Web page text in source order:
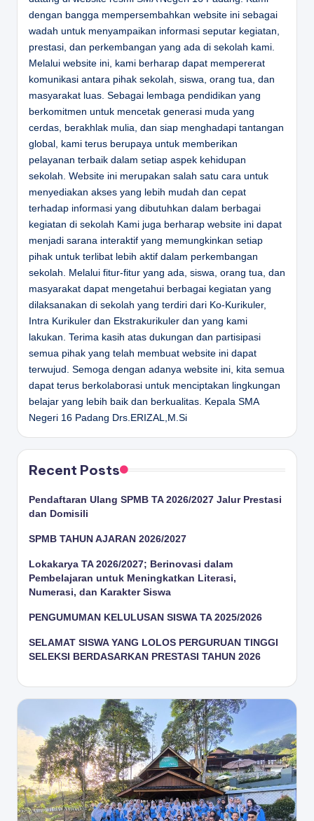
dengan bangga mempersembahkan website ini sebagai
wadah untuk menyampaikan informasi seputar kegiatan,
prestasi, dan perkembangan yang ada di sekolah kami.
Melalui website ini, kami berharap dapat mempererat
komunikasi antara pihak sekolah, siswa, orang tua, dan
masyarakat luas. Sebagai lembaga pendidikan yang
berkomitmen untuk mencetak generasi muda yang
cerdas, berakhlak mulia, dan siap menghadapi tantangan
global, kami terus berupaya untuk memberikan
pelayanan terbaik dalam setiap aspek kehidupan
sekolah. Website ini merupakan salah satu cara untuk
menyediakan akses yang lebih mudah dan cepat
terhadap informasi yang dibutuhkan dalam berbagai
kegiatan di sekolah Kami juga berharap website ini dapat
menjadi sarana interaktif yang memungkinkan setiap
pihak untuk terlibat lebih aktif dalam perkembangan
sekolah. Melalui fitur-fitur yang ada, siswa, orang tua, dan
masyarakat dapat mengetahui berbagai kegiatan yang
dilaksanakan di sekolah yang terdiri dari Ko-Kurikuler,
Intra Kurikuler dan Ekstrakurikuler dan yang kami
lakukan. Terima kasih atas dukungan dan partisipasi
semua pihak yang telah membuat website ini dapat
terwujud. Semoga dengan adanya website ini, kita semua
dapat terus berkolaborasi untuk menciptakan lingkungan
belajar yang lebih baik dan berkualitas.
Kepala SMA
Negeri 16 Padang Drs.ERIZAL,M.Si
Recent Posts
Pendaftaran Ulang SPMB TA 2026/2027 Jalur Prestasi
dan Domisili
SPMB TAHUN AJARAN 2026/2027
Lokakarya TA 2026/2027; Berinovasi dalam
Pembelajaran untuk Meningkatkan Literasi,
Numerasi, dan Karakter Siswa
PENGUMUMAN KELULUSAN SISWA TA 2025/2026
SELAMAT SISWA YANG LOLOS PERGURUAN TINGGI
SELEKSI BERDASARKAN PRESTASI TAHUN 2026